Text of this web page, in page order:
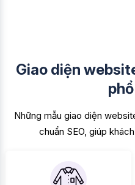
Giao diện
Những mẫu giao diện
chuẩn SEO, giúp